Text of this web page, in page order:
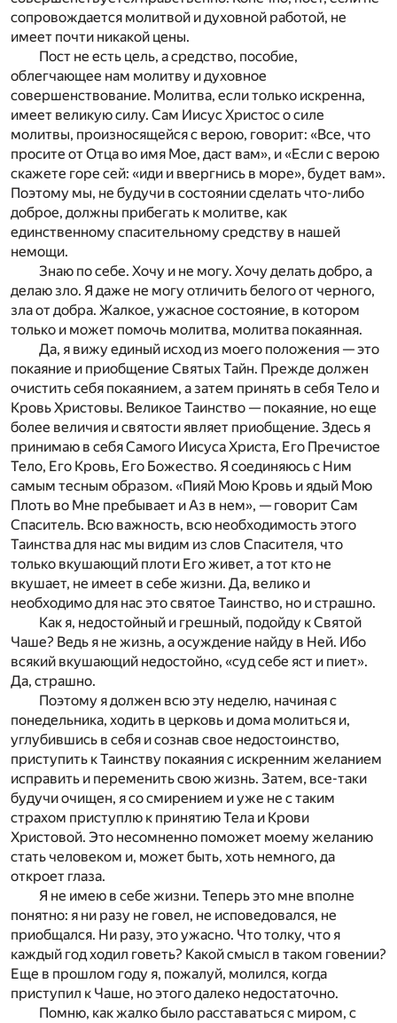
сопровождается молитвой и духовной работой, не
имеет почти никакой цены.
Пост не есть цель, а средство, пособие,
облегчающее нам молитву и духовное
совершенствование. Молитва, если только искренна,
имеет великую силу. Сам Иисус Христос о силе
молитвы, произносящейся с верою, говорит: «Все, что
просите от Отца во имя Мое, даст вам», и «Если с верою
скажете горе сей: «иди и ввергнись в море», будет вам».
Поэтому мы, не будучи в состоянии сделать что-либо
доброе, должны прибегать к молитве, как
единственному спасительному средству в нашей
немощи.
Знаю по себе. Хочу и не могу. Хочу делать добро, а
делаю зло. Я даже не могу отличить белого от черного,
зла от добра. Жалкое, ужасное состояние, в котором
только и может помочь молитва, молитва покаянная.
Да, я вижу единый исход из моего положения — это
покаяние и приобщение Святых Тайн. Прежде должен
очистить себя покаянием, а затем принять в себя Тело и
Кровь Христовы. Великое Таинство — покаяние, но еще
более величия и святости являет приобщение. Здесь я
принимаю в себя Самого Иисуса Христа, Его Пречистое
Тело, Его Кровь, Его Божество. Я соединяюсь с Ним
самым тесным образом. «Пияй Мою Кровь и ядый Мою
Плоть во Мне пребывает и Аз в нем», — говорит Сам
Спаситель. Всю важность, всю необходимость этого
Таинства для нас мы видим из слов Спасителя, что
только вкушающий плоти Его живет, а тот кто не
вкушает, не имеет в себе жизни. Да, велико и
необходимо для нас это святое Таинство, но и страшно.
Как я, недостойный и грешный, подойду к Святой
Чаше? Ведь я не жизнь, а осуждение найду в Ней. Ибо
всякий вкушающий недостойно, «суд себе яст и пиет».
Да, страшно.
Поэтому я должен всю эту неделю, начиная с
понедельника, ходить в церковь и дома молиться и,
углубившись в себя и сознав свое недостоинство,
приступить к Таинству покаяния с искренним желанием
исправить и переменить свою жизнь. Затем, все-таки
будучи очищен, я со смирением и уже не с таким
страхом приступлю к принятию Тела и Крови
Христовой. Это несомненно поможет моему желанию
стать человеком и, может быть, хоть немного, да
откроет глаза.
Я не имею в себе жизни. Теперь это мне вполне
понятно: я ни разу не говел, не исповедовался, не
приобщался. Ни разу, это ужасно. Что толку, что я
каждый год ходил говеть? Какой смысл в таком говении?
Еще в прошлом году я, пожалуй, молился, когда
приступил к Чаше, но этого далеко недостаточно.
Помню, как жалко было расставаться с миром, с